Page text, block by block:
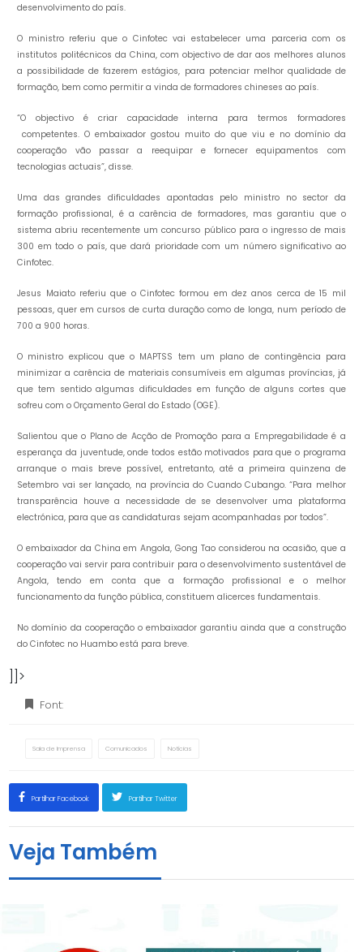
desenvolvimento do país.
O ministro referiu que o Cinfotec vai estabelecer uma parceria com os
institutos politécnicos da China, com objectivo de dar aos melhores alunos
a possibilidade de fazerem estágios, para potenciar melhor qualidade de
formação, bem como permitir a vinda de formadores chineses ao país.
“O objectivo é criar capacidade interna para termos formadores
competentes. O embaixador gostou muito do que viu e no domínio da
cooperação vão passar a reequipar e fornecer equipamentos com
tecnologias actuais”, disse.
Uma das grandes dificuldades apontadas pelo ministro no sector da
formação profissional, é a carência de formadores, mas garantiu que o
sistema abriu recentemente um concurso público para o ingresso de mais
300 em todo o país, que dará prioridade com um número significativo ao
Cinfotec.
Jesus Maiato referiu que o Cinfotec formou em dez anos cerca de 15 mil
pessoas, quer em cursos de curta duração como de longa, num período de
700 a 900 horas.
O ministro explicou que o MAPTSS tem um plano de contingência para
minimizar a carência de materiais consumíveis em algumas províncias, já
que tem sentido algumas dificuldades em função de alguns cortes que
sofreu com o Orçamento Geral do Estado (OGE).
Salientou que o Plano de Acção de Promoção para a Empregabilidade é a
esperança da juventude, onde todos estão motivados para que o programa
arranque o mais breve possível, entretanto, até a primeira quinzena de
Setembro vai ser lançado, na província do Cuando Cubango. “Para melhor
transparência houve a necessidade de se desenvolver uma plataforma
electrónica, para que as candidaturas sejam acompanhadas por todos”.
O embaixador da China em Angola, Gong Tao considerou na ocasião, que a
cooperação vai servir para contribuir para o desenvolvimento sustentável de
Angola, tendo em conta que a formação profissional e o melhor
funcionamento da função pública, constituem alicerces fundamentais.
No domínio da cooperação o embaixador garantiu ainda que a construção
do Cinfotec no Huambo está para breve.
]]>
Font:
Sala de Imprensa Comunicados Notícias
Partilhar Facebook Partilhar Twitter
Veja Também